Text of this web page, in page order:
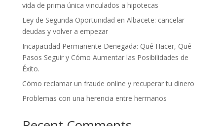
vida de prima única vinculados a hipotecas
Ley de Segunda Oportunidad en Albacete: cancelar
deudas y volver a empezar
Incapacidad Permanente Denegada: Qué Hacer, Qué
Pasos Seguir y Cómo Aumentar las Posibilidades de
Éxito.
Cómo reclamar un fraude online y recuperar tu dinero
Problemas con una herencia entre hermanos